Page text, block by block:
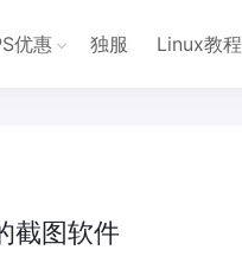
优惠 独服 Linux教程
截图软件